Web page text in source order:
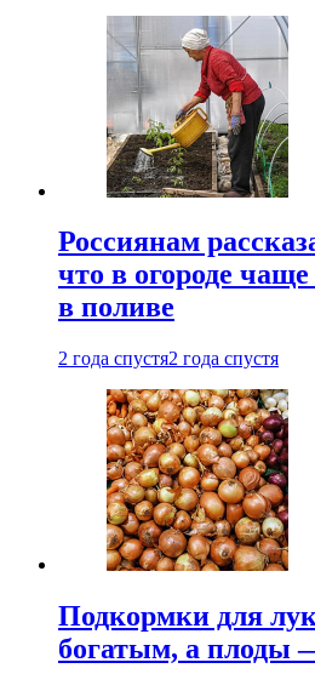
Россиянам
что в огороде
в поливе
2 года спустя2 года спустя
Подкормки для
богатым, а